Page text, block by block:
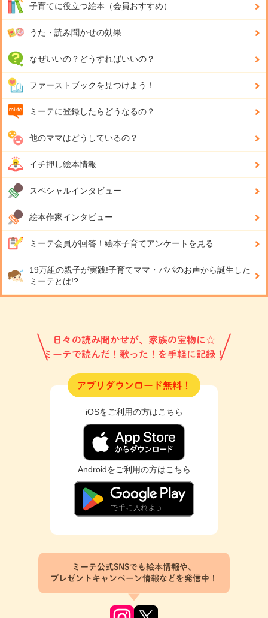
子育てに役立つ絵本（会員おすすめ）
うた・読み聞かせの効果
なぜいいの？どうすればいいの？
ファーストブックを見つけよう！
ミーテに登録したらどうなるの？
他のママはどうしているの？
イチ押し絵本情報
スペシャルインタビュー
絵本作家インタビュー
ミーテ会員が回答！ 絵本子育てアンケートを見る
19万組の親子が実践!子育てママ・パパのお声から誕生した
ミーテとは!?
日々の読み聞かせが、家族の宝物に☆
ミーテで読んだ！歌った！を手軽に記録！
アプリダウンロード無料！
iOSをご利用の方はこちら
Androidをご利用の方はこちら
ミーテ公式SNSでも絵本情報や、
プレゼントキャンペーン情報などを発信中！